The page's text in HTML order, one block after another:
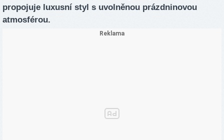
propojuje luxusní styl s uvolněnou prázdninovou
atmosférou.